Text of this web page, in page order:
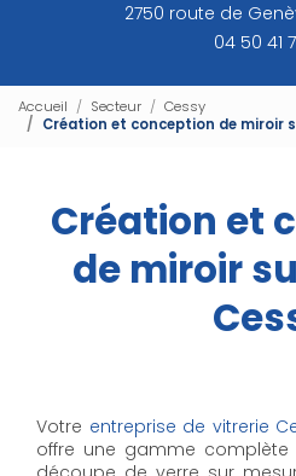
2750 route de
04 50 41
Accueil Secteur
Cessy
Création et conception de miroir
Création et
de miroir
Votre entreprise de vitrerie
offre une gamme complète